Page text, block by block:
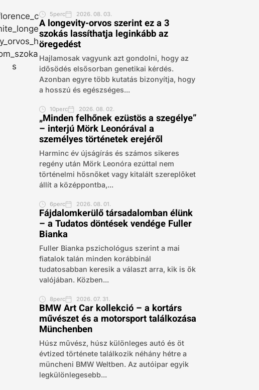
5perc 2026. 08. 03.
A longevity-orvos szerint ez a 3
szokás lassíthatja leginkább az
öregedést
Hajlamosak vagyunk azt gondolni, hogy az
idősödés elsősorban genetikai kérdés.
Azonban egyre több kutatás bizonyítja, hogy
a hosszú és egészséges...
10perc 2026. 08. 02.
„Minden felhőnek ezüstös a szegélye”
– interjú Mörk Leonórával a
személyes történetek erejéről
Harminc év újságírás és számos sikeres
regény után Mörk Leonóra ezúttal nem
történelmi hősnőket vagy kitalált szereplőket
állít a középpontba,...
6perc 2026. 08. 01.
Fájdalomkerülő társadalomban élünk
– a Tudatos döntések vendége Fuller
Bianka
Fuller Bianka pszichológus szerint a mai
fiatalok talán minden korábbinál
tudatosabban keresik a választ arra, kik is ők
valójában. Közben...
8perc 2026. 07. 31.
BMW Art Car kollekció – a kortárs
művészet és a motorsport találkozása
Münchenben
Húsz művész, húsz különleges autó és öt
évtized története találkozik néhány hétre a
müncheni BMW Weltben. Az autóipar egyik
legkülönlegesebb...